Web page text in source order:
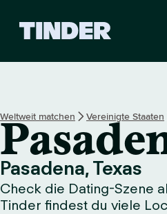
-
a
r
t
s
Weltweit matchen Vereinigte Staaten
Pasadena, Texas
Check die Dating-Szene
Tinder findest du viele